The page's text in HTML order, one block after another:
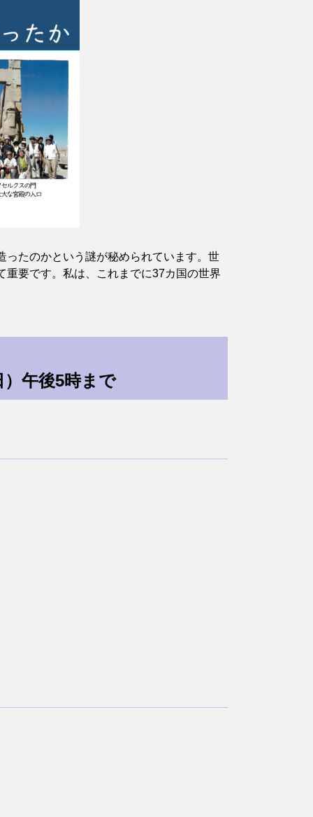
ったのかという謎が秘められています。世
要です。私は、これまでに37カ国の世界
）午後5時まで